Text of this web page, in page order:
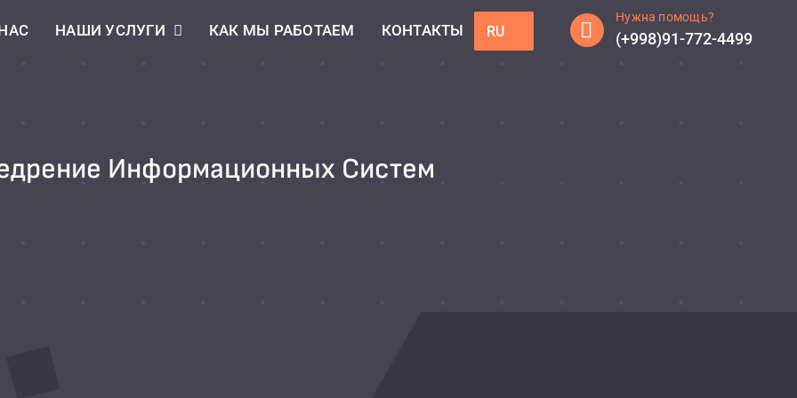
НАШИ УСЛУГИ КАК МЫ РАБОТАЕМ КОНТАКТЫ RU
Нужна помощь?
(+998)91-772-4499
Информационных Систем